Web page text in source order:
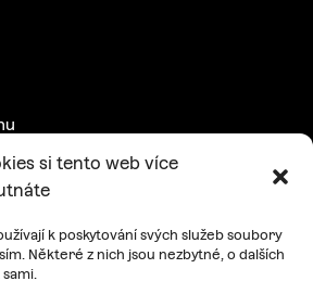
si tento web více
k poskytování svých služeb soubory
Některé z nich jsou nezbytné, o dalších